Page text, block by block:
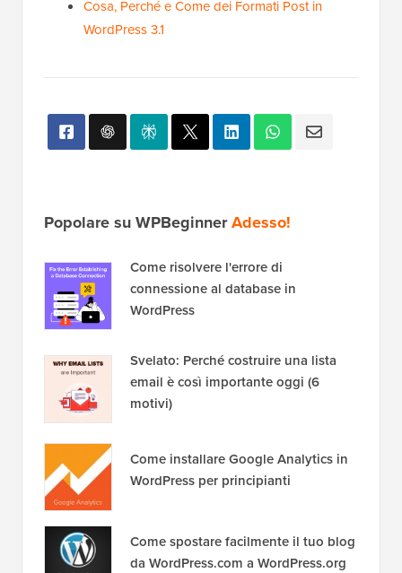
Cosa, Perché e Come dei Formati Post in
WordPress 3.1
Popolare su WPBeginnerAdesso!
Come risolvere l'errore di
connessione al database in
WordPress
Svelato: Perché costruire una lista
email è così importante oggi (6
motivi)
Come installare Google Analytics in
WordPress per principianti
Come spostare facilmente il tuo blog
da WordPress.com a WordPress.org